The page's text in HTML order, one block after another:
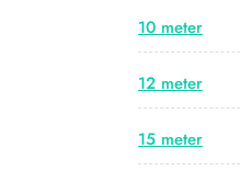
10 meter
12 meter
15 meter